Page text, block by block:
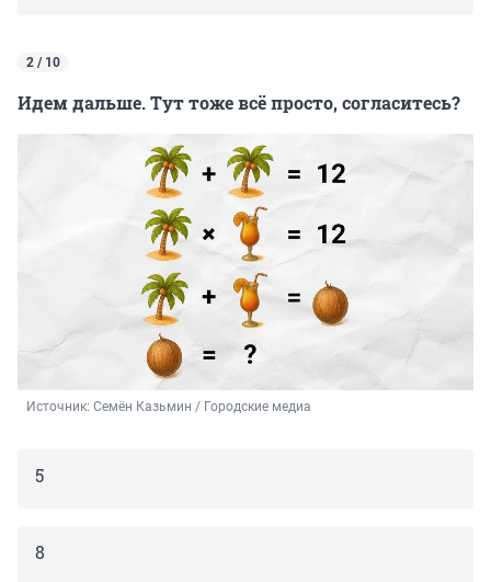
2 / 10
Идем дальше. Тут тоже всё просто, согласитесь?
Источник: Семён Казьмин / Городские медиа
5
8